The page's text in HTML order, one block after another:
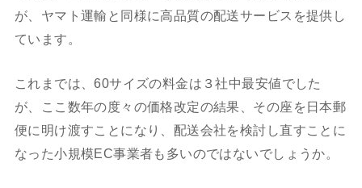
が、ヤマト運輸と同様に高品質の配送サービスを提供し
ています。
これまでは、60サイズの料金は３社中最安値でした
が、ここ数年の度々の価格改定の結果、その座を日本郵
便に明け渡すことになり、配送会社を検討し直すことに
なった小規模EC事業者も多いのではないでしょうか。